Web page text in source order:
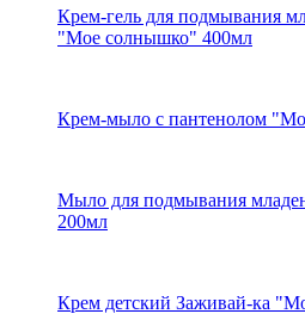
Крем-гель для подмывания
"Мое солнышко" 400мл
Крем-мыло с пантенолом
Мыло для подмывания
200мл
Крем детский Заживай-ка